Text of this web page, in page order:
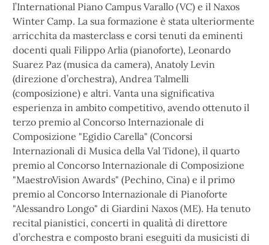
l’International Piano Campus Varallo (VC) e il Naxos
Winter Camp. La sua formazione è stata ulteriormente
arricchita da masterclass e corsi tenuti da eminenti
docenti quali Filippo Arlia (pianoforte), Leonardo
Suarez Paz (musica da camera), Anatoly Levin
(direzione d’orchestra), Andrea Talmelli
(composizione) e altri. Vanta una significativa
esperienza in ambito competitivo, avendo ottenuto il
terzo premio al Concorso Internazionale di
Composizione "Egidio Carella" (Concorsi
Internazionali di Musica della Val Tidone), il quarto
premio al Concorso Internazionale di Composizione
"MaestroVision Awards" (Pechino, Cina) e il primo
premio al Concorso Internazionale di Pianoforte
"Alessandro Longo" di Giardini Naxos (ME). Ha tenuto
recital pianistici, concerti in qualità di direttore
d’orchestra e composto brani eseguiti da musicisti di